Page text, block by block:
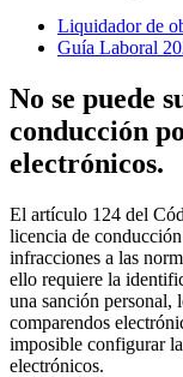
Liquidador de
Guía Laboral
No se puede
conducción
electrónicos.
El artículo 124 del
licencia de
infracciones a las
ello requiere la
una sanción personal,
comparendos
imposible configurar
electrónicos.